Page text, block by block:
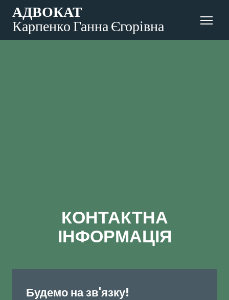
АДВОКАТ
Карпенко Ганна Єгорівна
КОНТАКТНА
ІНФОРМАЦІЯ
Будемо на зв'язку!